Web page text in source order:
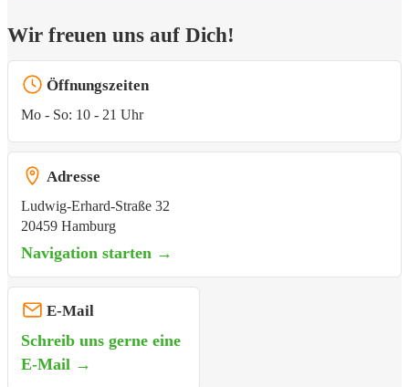
Wir freuen uns auf Dich!
Öffnungszeiten
Mo - So: 10 - 21 Uhr
Adresse
Ludwig-Erhard-Straße 32
20459 Hamburg
Navigation starten →
E-Mail
Schreib uns gerne eine
E-Mail →